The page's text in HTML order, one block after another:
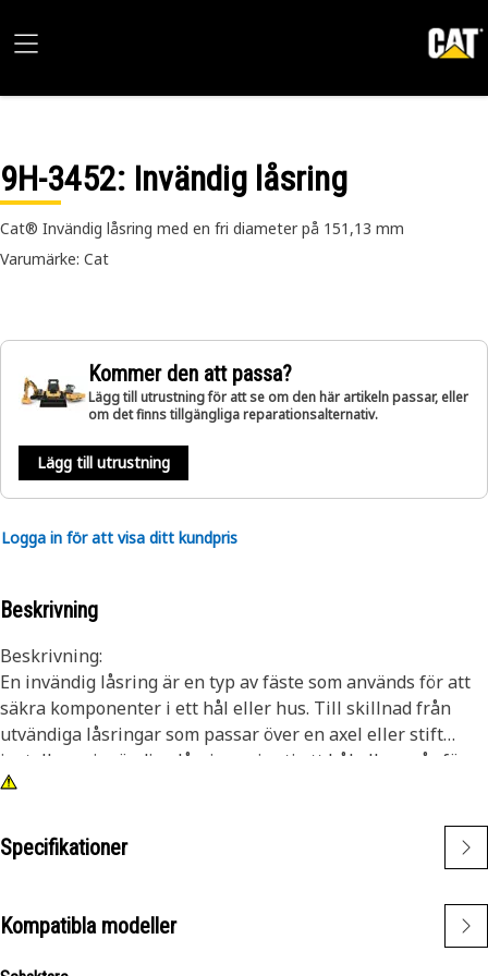
9H-3452: Invändig låsring
Cat® Invändig låsring med en fri diameter på 151,13 mm
Varumärke: Cat
Kommer den att passa?
Lägg till utrustning för att se om den här artikeln passar, eller
om det finns tillgängliga reparationsalternativ.
Lägg till utrustning
Logga in för att visa ditt kundpris
Beskrivning
Beskrivning:
En invändig låsring är en typ av fäste som används för att
säkra komponenter i ett hål eller hus. Till skillnad från
utvändiga låsringar som passar över en axel eller stift
installeras invändiga låsringar inuti ett hål eller spår för
att hålla komponenterna på plats. Huvudsyftet med en
förskjutning av komponenter i ett hål eller hus. Den
fungerar som ett fäste som håller komponenter, som lager,
Egenskaper:
• Tillverkad enligt exakta specifikationer och byggd för
Specifikationer
Kompatibla modeller